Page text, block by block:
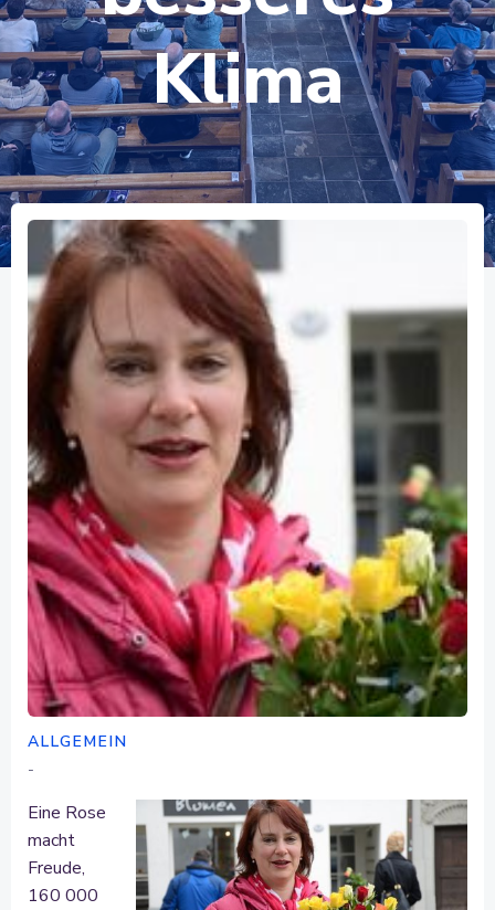
Klima
ALLGEMEIN
-
Eine Rose
macht
Freude,
160 000